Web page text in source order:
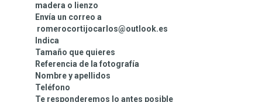
madera o lienzo
Envía un correo a
romerocortijocarlos@outlook.es
Indica
Tamaño que quieres
Referencia de la fotografía
Nombre y apellidos
Teléfono
Te responderemos lo antes posible